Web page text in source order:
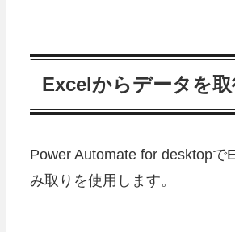
Excelからデータを
Power Automate for desktop
み取りを使用します。